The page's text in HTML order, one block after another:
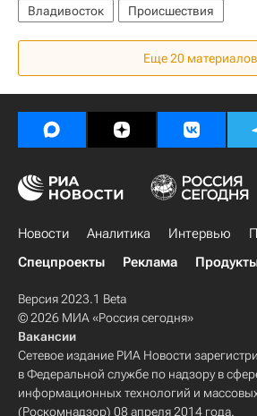
Владивосток Происшествия
Еще 20 материалов
Новости Аналитика Интервью
Спецпроекты
Реклама
Версия 2023.1 Beta
© 2026 МИА «Россия сегодня»
Вакансии
Сетевое издание РИА Новости
в Федеральной службе по надзору в
информационных технологий и
(Роскомнадзор) 08 апреля 2014 года.